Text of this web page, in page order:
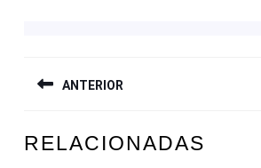
DE
ANTERIOR
anterior:
entrada:
RELACIONADAS